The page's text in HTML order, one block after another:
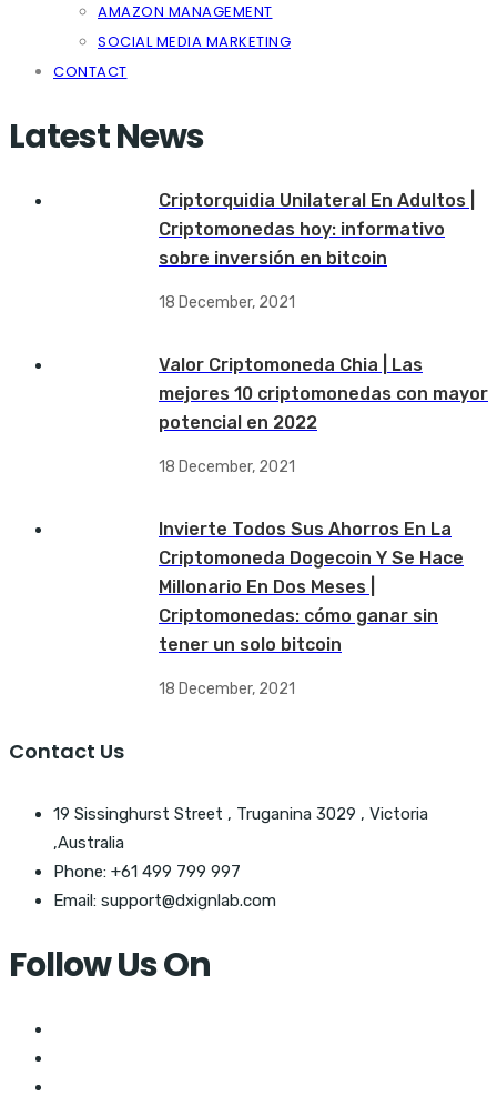
AMAZON MANAGEMENT
SOCIAL MEDIA MARKETING
CONTACT
Latest News
Criptorquidia Unilateral En Adultos |
Criptomonedas hoy: informativo
sobre inversión en bitcoin
18 December, 2021
Valor Criptomoneda Chia | Las
mejores 10 criptomonedas con mayor
potencial en 2022
18 December, 2021
Invierte Todos Sus Ahorros En La
Criptomoneda Dogecoin Y Se Hace
Millonario En Dos Meses |
Criptomonedas: cómo ganar sin
tener un solo bitcoin
18 December, 2021
Contact Us
19 Sissinghurst Street , Truganina 3029 , Victoria
,Australia
Phone: +61 499 799 997
Email: support@dxignlab.com
Follow Us On